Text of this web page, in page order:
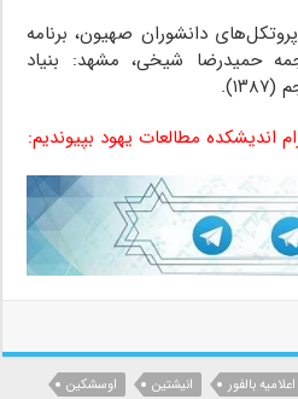
نویهض (۱۳۸۷)، پروتکل‌های دانشوران صهیون، برنامه
حمیدرضا شیخی، مشهد: بنیاد
اندیشکده مطالعات یهود بپیوندیم:
اعلامیه بالفور انیشتین
اوسشکین